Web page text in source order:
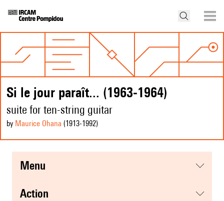
Si le jour paraît... (1963-1964)
suite for ten-string guitar
by Maurice Ohana (1913-1992)
menu
action